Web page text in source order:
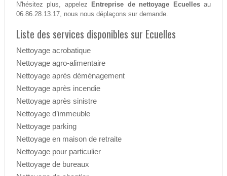
N'hésitez plus, appelez
Entreprise de nettoyage Ecuellesau
06.86.28.13.17, nous nous déplaçons sur demande.
Liste des services disponibles sur Ecuelles
Nettoyage acrobatique
Nettoyage agro-alimentaire
Nettoyage après déménagement
Nettoyage après incendie
Nettoyage après sinistre
Nettoyage d’immeuble
Nettoyage parking
Nettoyage en maison de retraite
Nettoyage pour particulier
Nettoyage de bureaux